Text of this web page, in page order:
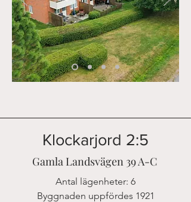
Klockarjord 2:5
Gamla Landsvägen 39 A-C
Antal lägenheter: 6
Byggnaden uppfördes 1921